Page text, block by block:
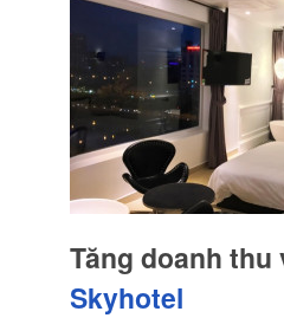
Tăng doanh thu
Skyhotel